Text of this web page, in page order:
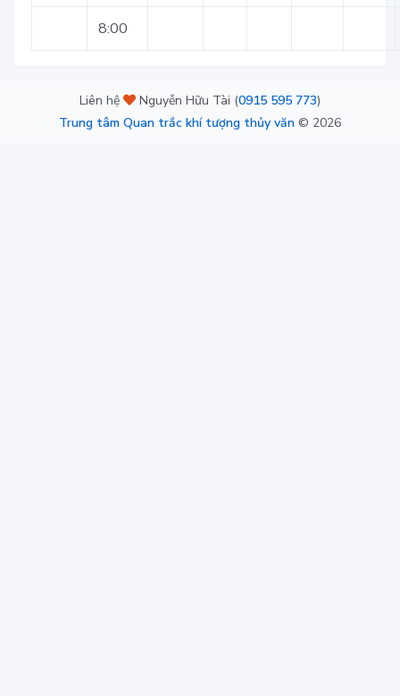
8:00
Liên hệ Nguyễn Hữu Tài (0915 595 773)
Trung tâm Quan trắc khí tượng thủy văn © 2026